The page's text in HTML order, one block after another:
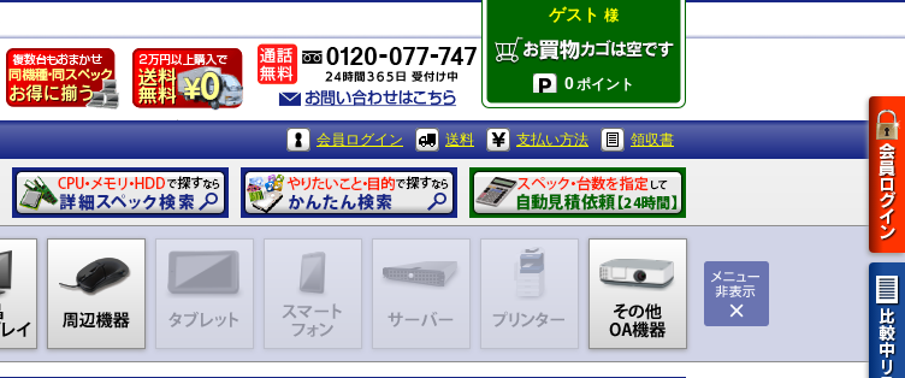
ゲスト 様
0ポイント
会員ログイン 送料 支払い方法 領収書